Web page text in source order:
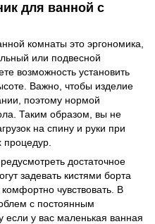
для ванной с
комнаты это эргономика,
или подвесной
возможность установить
Важно, чтобы изделие
поэтому нормой
Таким образом, вы не
на спину и руки при
достаточное
задевать кистями борта
чувствовать. В
с постоянным
если у вас маленькая ванная